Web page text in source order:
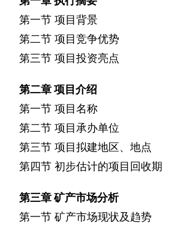
第一节 项目背景
第二节 项目竞争优势
第三节 项目投资亮点
第二章项目介绍
第一节 项目名称
第二节 项目承办单位
第三节 项目拟建地区、地点
第四节 初步估计的项目回收期
第三章矿产市场分析
第一节 矿产市场现状及趋势